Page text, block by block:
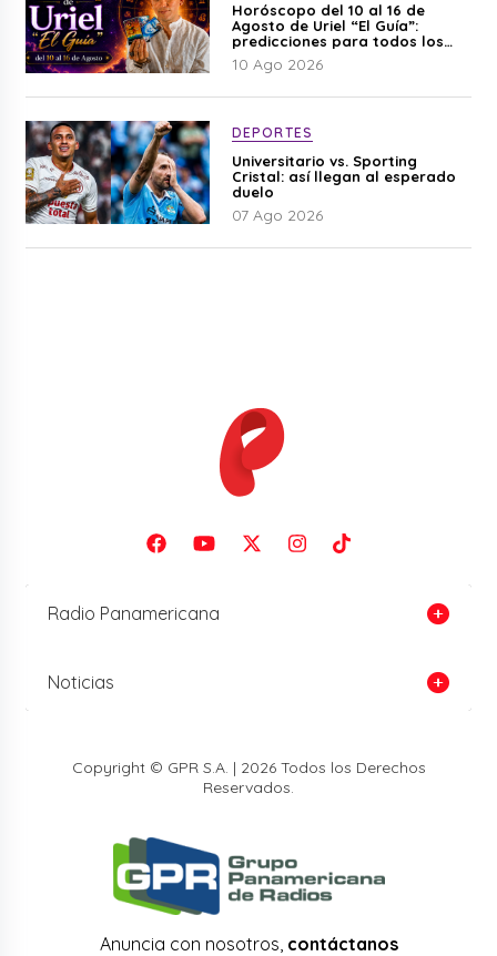
Horóscopo del 10 al 16 de
Agosto de Uriel “El Guía”:
predicciones para todos los
signos del zodiaco aquí
10 Ago 2026
DEPORTES
Universitario vs. Sporting
Cristal: así llegan al esperado
duelo
07 Ago 2026
Radio Panamericana
Noticias
Copyright © GPR S.A. | 2026 Todos los Derechos
Reservados.
Anuncia con nosotros, contáctanos